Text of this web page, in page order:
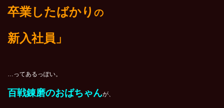
卒業したばかり の
新入社員」
…ってあるっぽい。
百戦錬磨のおばちゃんが、